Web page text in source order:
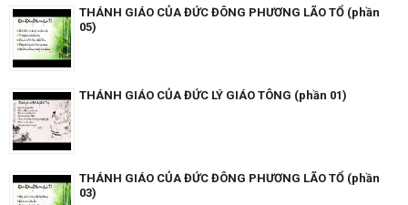
THÁNH GIÁO CỦA ĐỨC ĐÔNG PHƯƠNG LÃO TỔ (phần
05)
THÁNH GIÁO CỦA ĐỨC LÝ GIÁO TÔNG (phần 01)
THÁNH GIÁO CỦA ĐỨC ĐÔNG PHƯƠNG LÃO TỔ (phần
03)